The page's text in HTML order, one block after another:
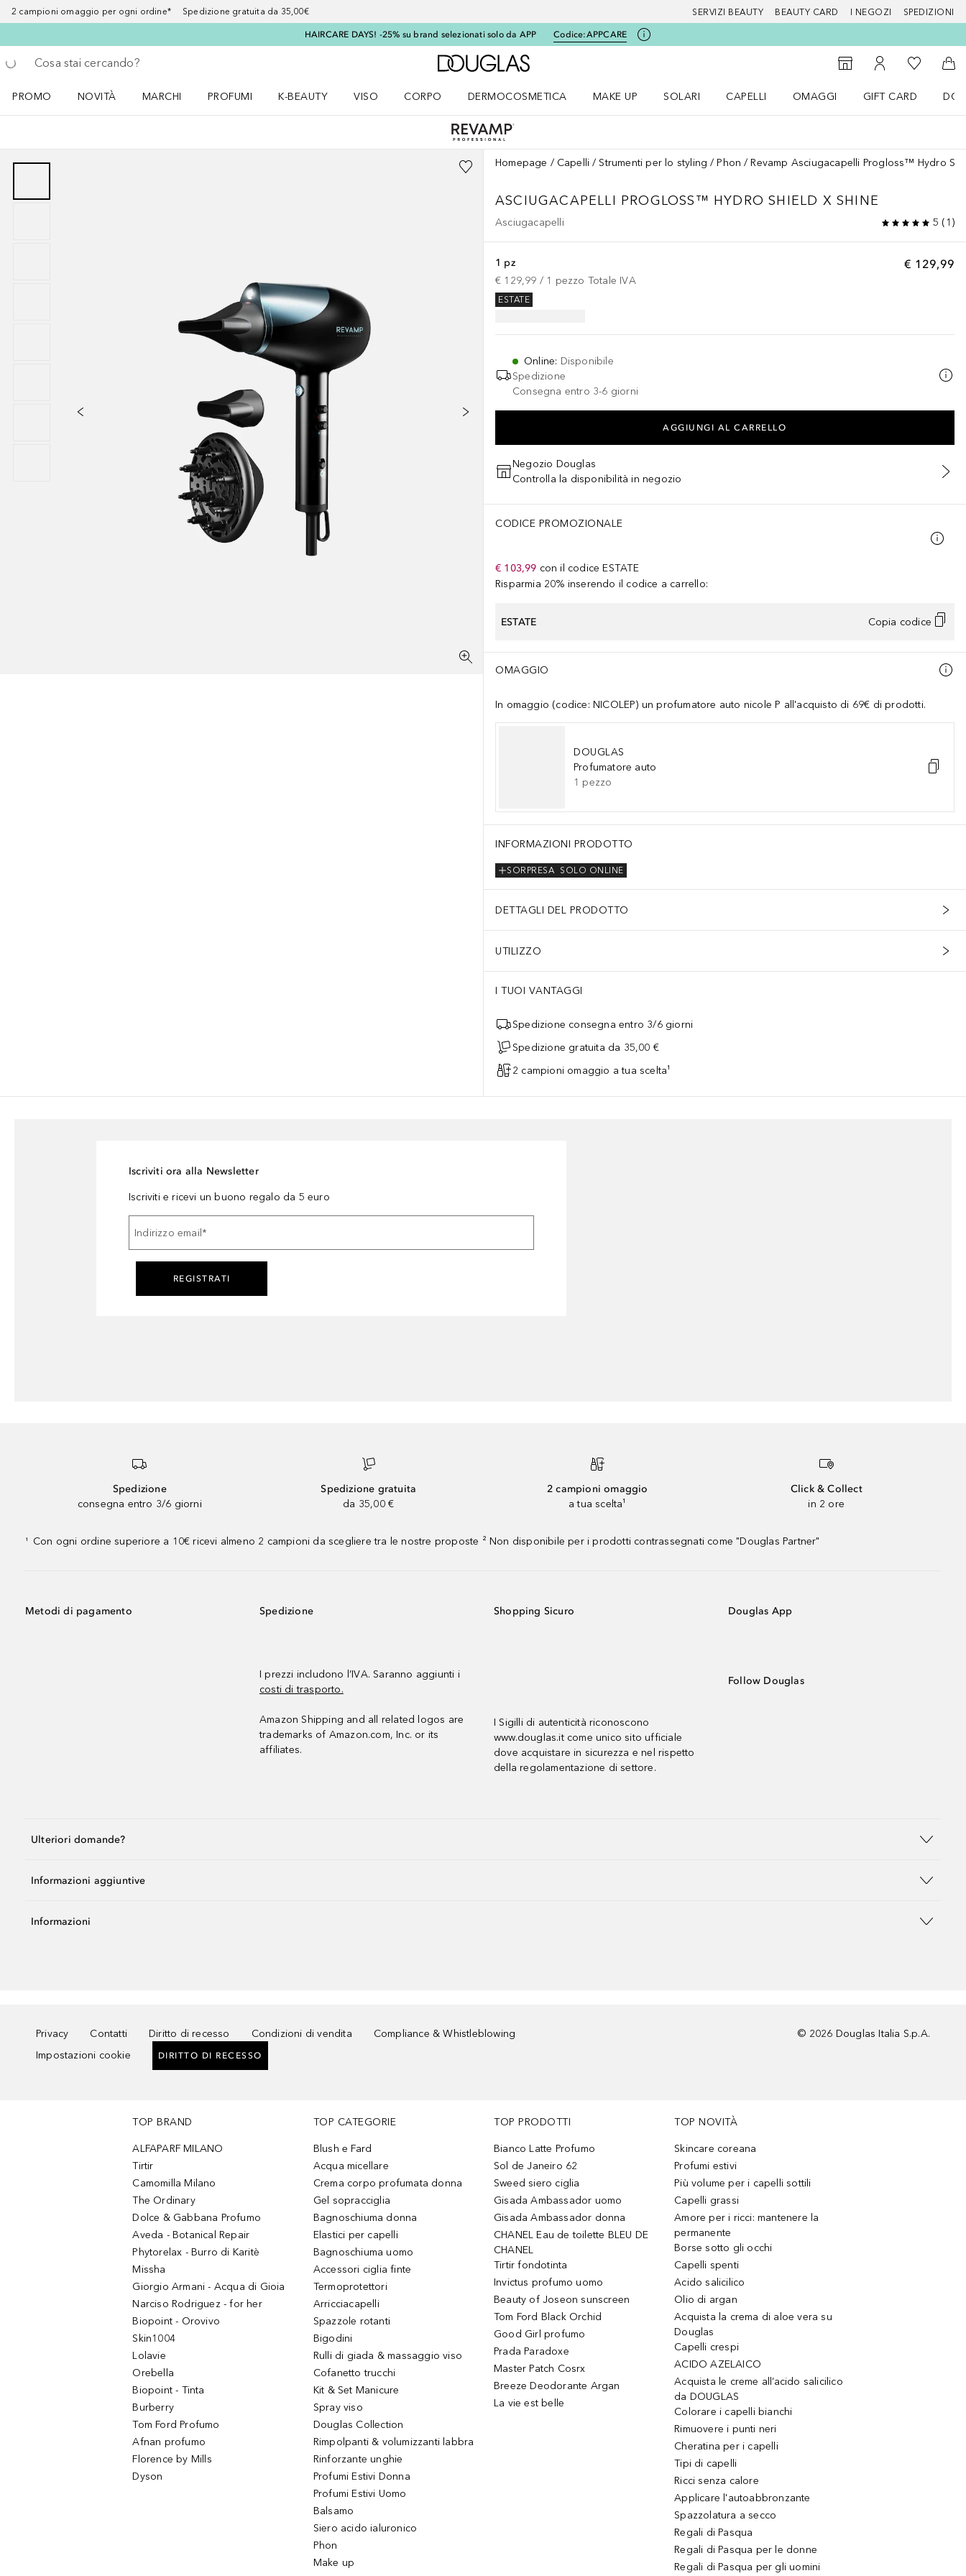
2 campioni omaggio per ogni ordine* Spedizione gratuita da 35,00€ SERVIZI BEAUTY BEAUTY CARD I NEGOZI SPEDIZIONI
HAIRCARE DAYS! -25% su brand selezionati solo da APP Codice:APPCARE
Torna indietro
Esegui ricerca
A Douglas Home
StorefinderAl Mio Account
Alla Mia
Al
PROMO
NOVITÀ
MARCHI
PROFUMI
K-BEAUTY
VISO
CORPO
DERMOCOSMETICA
MAKE UP
SOLARI
CAPELLI
OMAGGI
GIFT CARD
Homepage Capelli Strumenti per lo styling Phon Revamp Asciugacapelli Progloss™ Hydro
ASCIUGACAPELLI PROGLOSS™ HYDRO SHIELD X SHINE
Asciugacapelli 5 ( 1 )
€ 129,99
1 pz
€ 129,99 / 1 pezzo Totale IVA
ESTATE
Online: Disponibile
Spedizione
Consegna entro 3-6 giorni
AGGIUNGI AL CARRELLO
Negozio Douglas
Controlla la disponibilità in negozio
CODICE PROMOZIONALE
€ 103,99 con il codice ESTATE
Risparmia 20% inserendo il codice a carrello:
ESTATE Copia codice
OMAGGIO
In omaggio (codice: NICOLEP) un profumatore auto nicole P all'acquisto di 69€ di prodotti.
DOUGLAS
Profumatore auto
1 pezzo
INFORMAZIONI PRODOTTO
SOLO ONLINE
SORPRESA
DETTAGLI DEL PRODOTTO
UTILIZZO
I TUOI VANTAGGI
Spedizione consegna entro 3/6 giorni
Spedizione gratuita da 35,00 €
2 campioni omaggio a tua scelta¹
Iscriviti ora alla Newsletter
Iscriviti e ricevi un buono regalo da 5 euro
Indirizzo email *
REGISTRATI
Spedizione
consegna entro 3/6 giorni
Spedizione gratuita
da 35,00 €
2 campioni omaggio
a tua scelta¹
Click & Collect
in 2 ore
¹ Con ogni ordine superiore a 10€ ricevi almeno 2 campioni da scegliere tra le nostre proposte ² Non disponibile per i prodotti contrassegnati come "Douglas Partner"
Metodi di pagamento Spedizione
I prezzi includono l’IVA. Saranno aggiunti i
costi di trasporto.
Amazon Shipping and all related logos are
trademarks of Amazon.com, Inc. or its
affiliates.
Shopping Sicuro
I Sigilli di autenticità riconoscono
www.douglas.it come unico sito ufficiale
dove acquistare in sicurezza e nel rispetto
della regolamentazione di settore.
Douglas App
Follow Douglas
Ulteriori domande?
Informazioni aggiuntive
Informazioni
Privacy Contatti Diritto di recesso Condizioni di vendita
Compliance & Whistleblowing
Impostazioni cookie
DIRITTO DI RECESSO
© 2026 Douglas Italia S.p.A.
TOP BRAND
ALFAPARF MILANO
Tirtir
Camomilla Milano
The Ordinary
Dolce & Gabbana Profumo
Aveda - Botanical Repair
Phytorelax - Burro di Karitè
Missha
Giorgio Armani - Acqua di Gioia
Narciso Rodriguez - for her
Biopoint - Orovivo
Skin1004
Lolavie
Orebella
Biopoint - Tinta
Burberry
Tom Ford Profumo
Afnan profumo
Florence by Mills
Dyson
TOP CATEGORIE
Blush e Fard
Acqua micellare
Crema corpo profumata donna
Gel sopracciglia
Bagnoschiuma donna
Elastici per capelli
Bagnoschiuma uomo
Accessori ciglia finte
Termoprotettori
Arricciacapelli
Spazzole rotanti
Bigodini
Rulli di giada & massaggio viso
Cofanetto trucchi
Kit & Set Manicure
Spray viso
Douglas Collection
Rimpolpanti & volumizzanti labbra
Rinforzante unghie
Profumi Estivi Donna
Profumi Estivi Uomo
Balsamo
Siero acido ialuronico
Phon
Make up
TOP PRODOTTI
Bianco Latte Profumo
Sol de Janeiro 62
Sweed siero ciglia
Gisada Ambassador uomo
Gisada Ambassador donna
CHANEL Eau de toilette BLEU DE
CHANEL
Tirtir fondotinta
Invictus profumo uomo
Beauty of Joseon sunscreen
Tom Ford Black Orchid
Good Girl profumo
Prada Paradoxe
Master Patch Cosrx
Breeze Deodorante Argan
La vie est belle
TOP NOVITÀ
Skincare coreana
Profumi estivi
Più volume per i capelli sottili
Capelli grassi
Amore per i ricci: mantenere la
permanente
Borse sotto gli occhi
Capelli spenti
Acido salicilico
Olio di argan
Acquista la crema di aloe vera su
Douglas
Capelli crespi
ACIDO AZELAICO
Acquista le creme all’acido salicilico
da DOUGLAS
Colorare i capelli bianchi
Rimuovere i punti neri
Cheratina per i capelli
Tipi di capelli
Ricci senza calore
Applicare l'autoabbronzante
Spazzolatura a secco
Regali di Pasqua
Regali di Pasqua per le donne
Regali di Pasqua per gli uomini